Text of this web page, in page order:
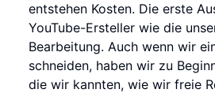
entstehen Kosten. Die erste
YouTube-Ersteller wie die
Bearbeitung. Auch wenn wir
schneiden, haben wir zu
die wir kannten, wie wir freie